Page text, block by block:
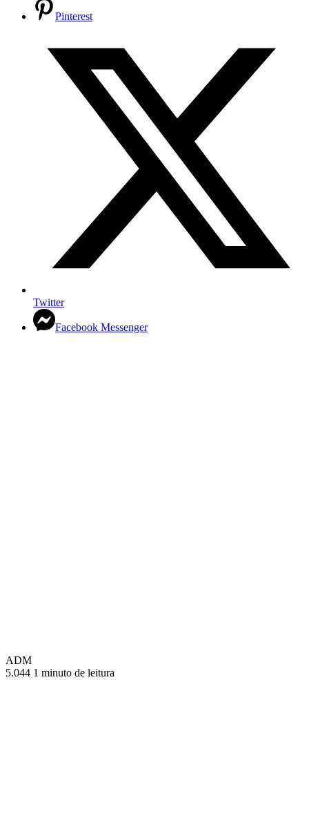
Pinterest
Twitter
Facebook Messenger
ADM
5.044 1 minuto de leitura